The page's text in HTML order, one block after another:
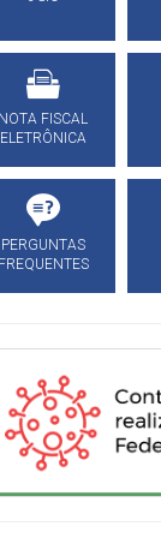
FISCAL
ELETRÔNICA
PERGUNTAS